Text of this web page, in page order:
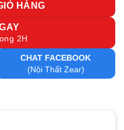
HÀNG
2H
CHAT FACEBOOK
(Nội Thất Zear)